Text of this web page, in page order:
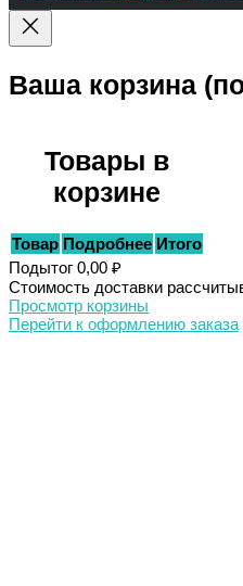
Ваша корзина
Товары в
корзине
Товар Подробнее Итого
Подытог 0,00 ₽
Стоимость доставки
Просмотр корзины
Перейти к оформлению заказа